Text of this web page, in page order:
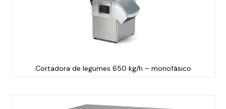
Cortadora de legumes 650 kg/h – monofásico